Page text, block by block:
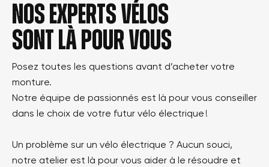
Nos experts vélos
sont là pour vous
Posez toutes les questions avant d’acheter votre
monture.
Notre équipe de passionnés est là pour vous conseiller
dans le choix de votre futur vélo électrique !
Un problème sur un vélo électrique ? Aucun souci,
notre atelier est là pour vous aider à le résoudre et